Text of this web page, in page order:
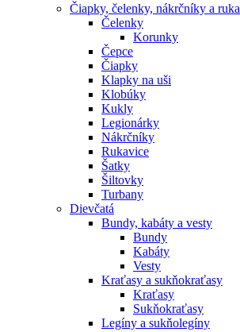
Čiapky, čelenky, nákrčníky a
Čelenky
Korunky
Čepce
Čiapky
Klapky na uši
Klobúky
Kukly
Legionárky
Nákrčníky
Rukavice
Šatky
Šiltovky
Turbany
Dievčatá
Bundy, kabáty a vesty
Bundy
Kabáty
Vesty
Kraťasy a sukňokraťasy
Kraťasy
Sukňokraťasy
Legíny a sukňolegíny